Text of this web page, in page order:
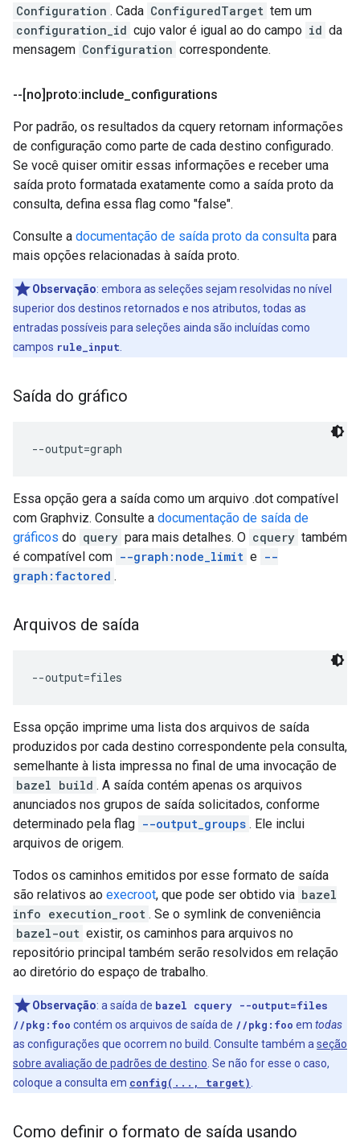
Configuration . Cada ConfiguredTarget tem um
configuration_id cujo valor é igual ao do campo id da
mensagem Configuration correspondente.
--[no]proto:include configurations
Por padrão, os resultados da cquery retornam informações
de configuração como parte de cada destino configurado.
Se você quiser omitir essas informações e receber uma
saída proto formatada exatamente como a saída proto da
consulta, defina essa flag como "false".
Consulte a documentação de saída proto da consulta para
mais opções relacionadas à saída proto.
Observação: embora as seleções sejam resolvidas no nível
superior dos destinos retornados e nos atributos, todas as
entradas possíveis para seleções ainda são incluídas como
campos rule_input
Saída do gráfico
Essa opção gera a saída como um arquivo .dot compatível
com Graphviz. Consulte a documentação de saída de
gráficos do query para mais detalhes. O cquery também
é compatível com --graph:node_limit e --
graph:factored .
Arquivos de saída
Essa opção imprime uma lista dos arquivos de saída
produzidos por cada destino correspondente pela consulta,
semelhante à lista impressa no final de uma invocação de
bazel build . A saída contém apenas os arquivos
anunciados nos grupos de saída solicitados, conforme
determinado pela flag --output_groups . Ele inclui
arquivos de origem.
Todos os caminhos emitidos por esse formato de saída
são relativos ao execroot, que pode ser obtido via bazel
info execution_root . Se o symlink de conveniência
bazel-out existir, os caminhos para arquivos no
repositório principal também serão resolvidos em relação
ao diretório do espaço de trabalho.
Observação: a saída de bazel cquery --output=files
//pkg:foo contém os arquivos de saída de //pkg:foo em todas
as configurações que ocorrem no build. Consulte também a seção
sobre avaliação de padrões de destino . Se não for esse o caso,
coloque a consulta em config(..., target)
Como definir o formato de saída usando